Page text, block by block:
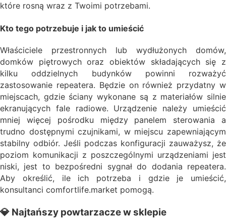
które rosną wraz z Twoimi potrzebami.
Kto tego potrzebuje i jak to umieścić
Właściciele przestronnych lub wydłużonych domów,
domków piętrowych oraz obiektów składających się z
kilku oddzielnych budynków powinni rozważyć
zastosowanie repeatera. Będzie on również przydatny w
miejscach, gdzie ściany wykonane są z materiałów silnie
ekranujących fale radiowe. Urządzenie należy umieścić
mniej więcej pośrodku między panelem sterowania a
trudno dostępnymi czujnikami, w miejscu zapewniającym
stabilny odbiór. Jeśli podczas konfiguracji zauważysz, że
poziom komunikacji z poszczególnymi urządzeniami jest
niski, jest to bezpośredni sygnał do dodania repeatera.
Aby określić, ile ich potrzeba i gdzie je umieścić,
konsultanci comfortlife.market pomogą.
💎 Najtańszy powtarzacze w sklepie